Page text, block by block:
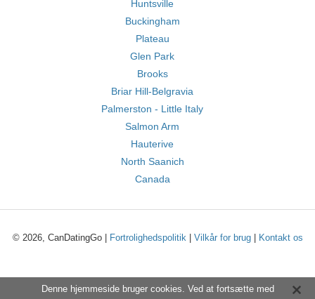
Huntsville
Buckingham
Plateau
Glen Park
Brooks
Briar Hill-Belgravia
Palmerston - Little Italy
Salmon Arm
Hauterive
North Saanich
Canada
© 2026, CanDatingGo | Fortrolighedspolitik| Vilkår for brug| Kontakt os
Denne hjemmeside bruger cookies. Ved at fortsætte med